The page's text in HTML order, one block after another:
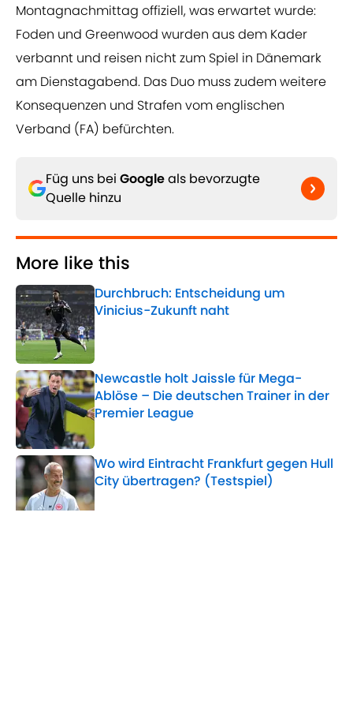
Montagnachmittag offiziell, was erwartet wurde:
Foden und Greenwood wurden aus dem Kader
verbannt und reisen nicht zum Spiel in Dänemark
am Dienstagabend. Das Duo muss zudem weitere
Konsequenzen und Strafen vom englischen
Verband (FA) befürchten.
Füg uns bei Googleals bevorzugte
Quelle hinzu
More like this
Durchbruch: Entscheidung um
Vinicius-Zukunft naht
Published by on Invalid Date
Newcastle holt Jaissle für Mega-
Ablöse – Die deutschen Trainer in der
Premier League
Wo wird Eintracht Frankfurt gegen Hull
City übertragen? (Testspiel)
Published by on Invalid Date